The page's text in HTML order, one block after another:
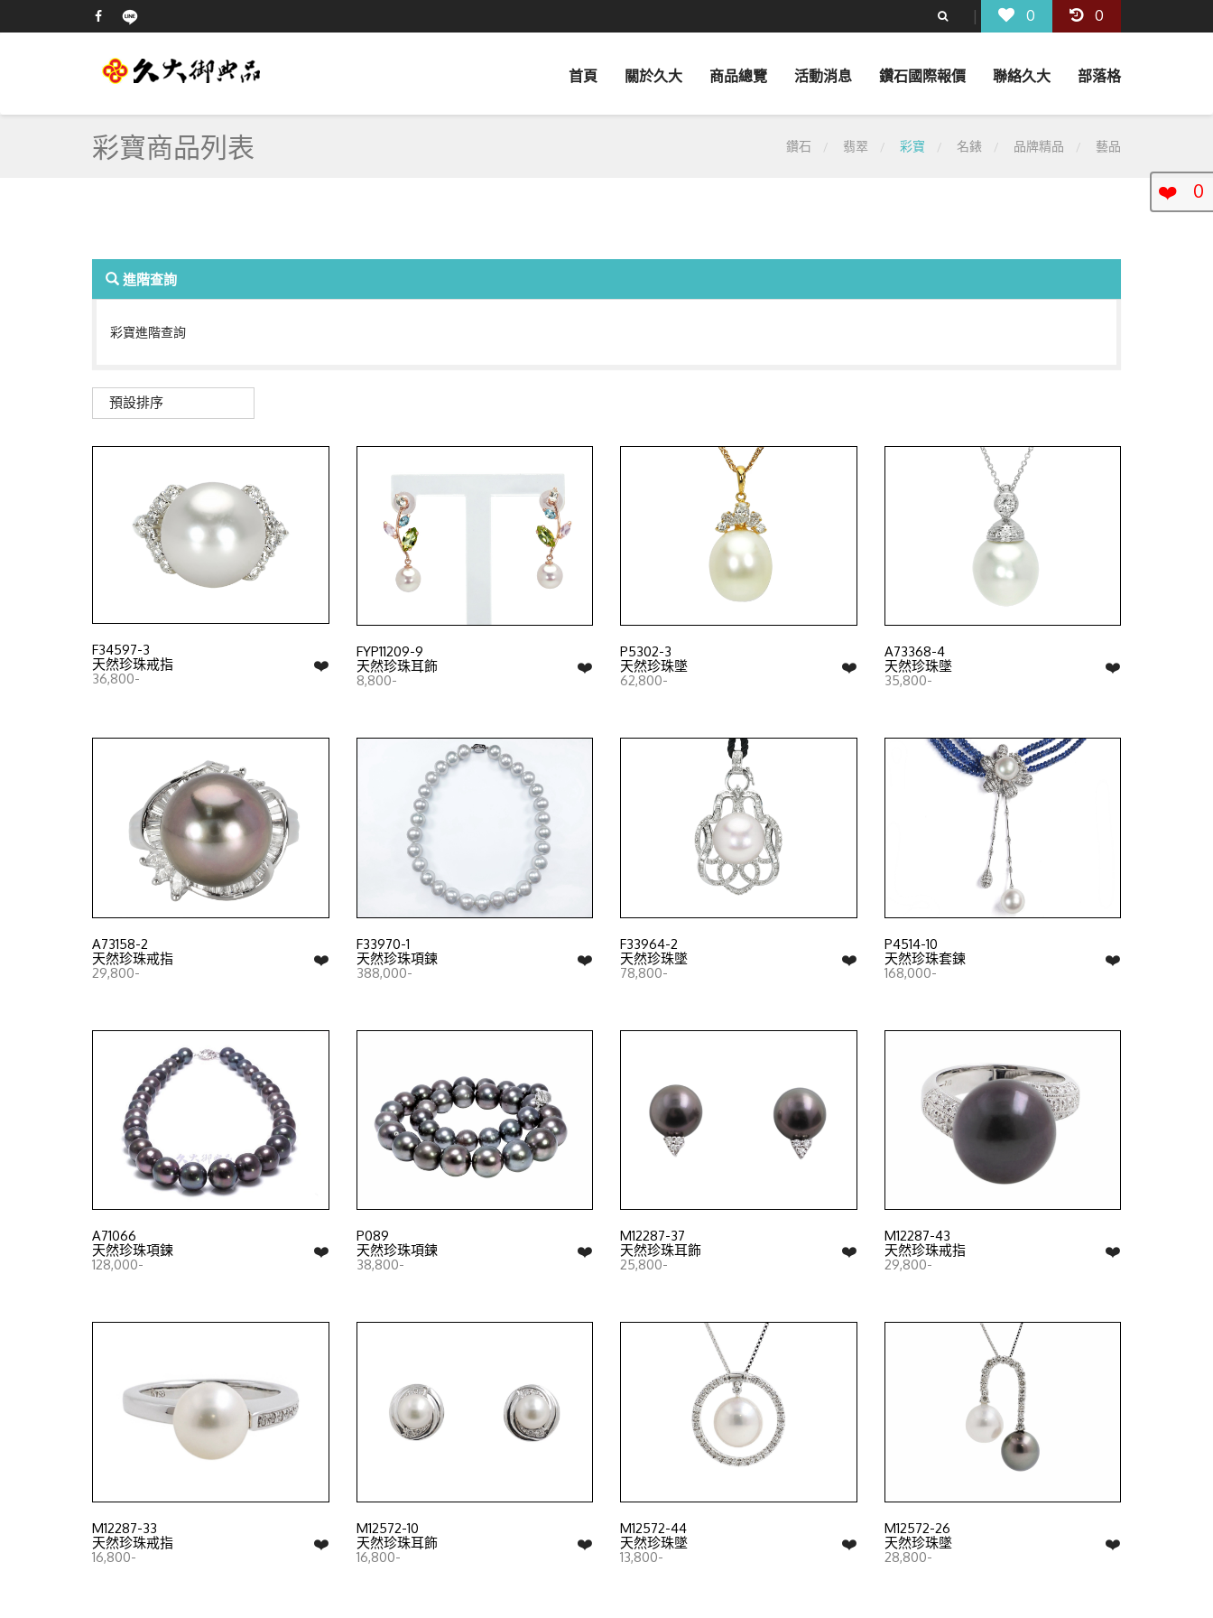
0 0
首頁 關於久大 商品總覽 活動消息 鑽石國際報價 聯絡久大 部落格
彩寶商品列表 鑽石 翡翠 彩寶 名錶 品牌精品 藝品
進階查詢
彩寶進階查詢
預設排序
F34597-3
❤️
天然珍珠戒指
36,800-
FYP11209-9
❤️
天然珍珠耳飾
8,800-
P5302-3
❤️
天然珍珠墜
62,800-
A73368-4
❤️
天然珍珠墜
35,800-
A73158-2
❤️
天然珍珠戒指
29,800-
F33970-1
❤️
天然珍珠項鍊
388,000-
F33964-2
❤️
天然珍珠墜
78,800-
P4514-10
❤️
天然珍珠套鍊
168,000-
A71066
❤️
天然珍珠項鍊
128,000-
P089
❤️
天然珍珠項鍊
38,800-
M12287-37
❤️
天然珍珠耳飾
25,800-
M12287-43
❤️
天然珍珠戒指
29,800-
M12287-33
❤️
天然珍珠戒指
16,800-
M12572-10
❤️
天然珍珠耳飾
16,800-
M12572-44
❤️
天然珍珠墜
13,800-
M12572-26
❤️
天然珍珠墜
28,800-
❤️ 0